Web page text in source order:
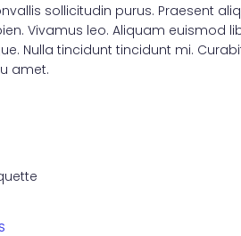
sollicitudin purus. Praesent
Vivamus leo. Aliquam euismod
Nulla tincidunt tincidunt mi.
amet.